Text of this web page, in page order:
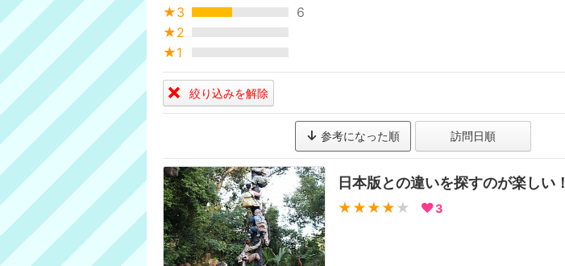
★3
6
★2
★1
絞り込みを解除
参考になった順 訪問日順
日本版との違いを探すのが楽しい！
★★★★ ★ 3